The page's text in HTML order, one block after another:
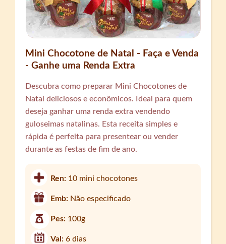
Mini Chocotone de Natal - Faça e Venda
- Ganhe uma Renda Extra
Descubra como preparar Mini Chocotones de
Natal deliciosos e econômicos. Ideal para quem
deseja ganhar uma renda extra vendendo
guloseimas natalinas. Esta receita simples e
rápida é perfeita para presentear ou vender
durante as festas de fim de ano.
Ren: 10 mini chocotones
Emb: Não especificado
Pes: 100g
Val:6 dias